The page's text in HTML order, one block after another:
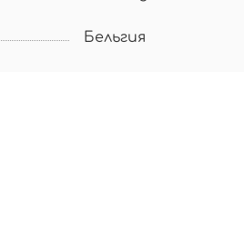
Бельгия